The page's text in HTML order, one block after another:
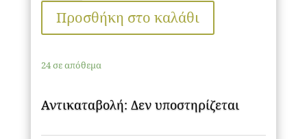
Dagobert
Megapap
μεταλλικό
χρώμα
Προσθήκη στο καλάθι
24 σε απόθεμα
Αντικαταβολή: Δεν υποστηρίζεται